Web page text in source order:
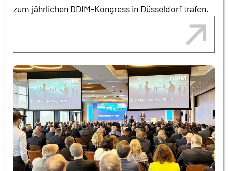
zum jährlichen DDIM-Kongress in Düsseldorf trafen.